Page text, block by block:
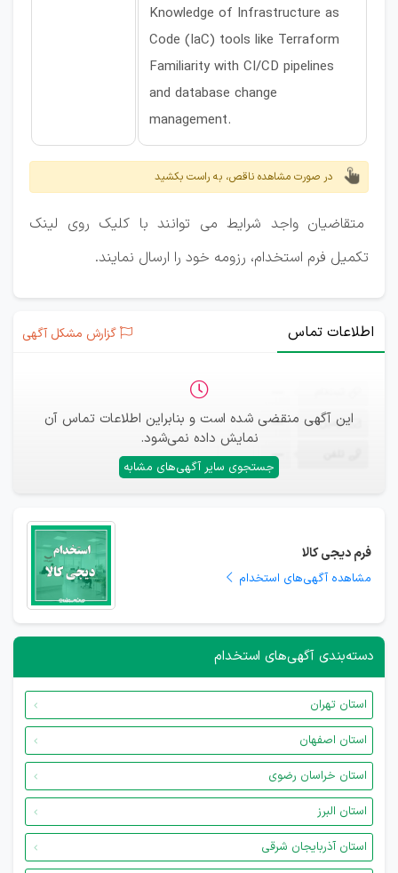
Knowledge of Infrastructure as
Code (IaC) tools like Terraform
Familiarity with CI/CD pipelines
and database change
management.
در صورت مشاهده ناقص، به راست بکشید
متقاضیان واجد شرایط می توانند با کلیک روی لینک
تکمیل فرم استخدام، رزومه خود را ارسال نمایند.
اطلاعات تماس گزارش مشکل آگهی
این آگهی منقضی شده است و بنابراین اطلاعات تماس آن
نمایش داده نمی‌شود.
جستجوی سایر آگهی‌های مشابه
ایمیل —
—
فرم دیجی کالا
مشاهده آگهی‌های استخدام
دسته‌بندی آگهی‌های استخدام
استان تهران
استان اصفهان
استان خراسان رضوی
استان البرز
استان آذربایجان شرقی